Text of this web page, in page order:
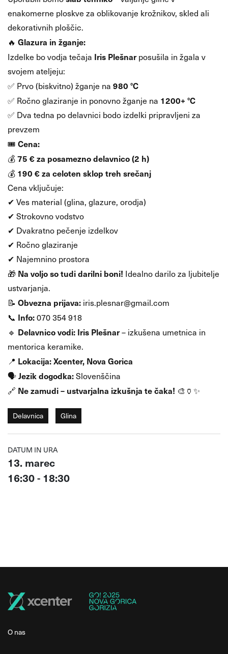
enakomerne ploskve za oblikovanje krožnikov, skled ali
dekorativnih ploščic.
🔥 Glazura in žganje:
Izdelke bo vodja tečaja Iris Plešnarposušila in žgala v
svojem ateljeju:
✅ Prvo (biskvitno) žganje na 980 °C
✅ Ročno glaziranje in ponovno žganje na 1200+ °C
✅ Dva tedna po delavnici bodo izdelki pripravljeni za
prevzem
🎟 Cena:
💰75 € za posamezno delavnico (2 h)
💰 190 € za celoten sklop treh srečanj
Cena vključuje:
✔ Ves material (glina, glazure, orodja)
✔ Strokovno vodstvo
✔ Dvakratno pečenje izdelkov
✔ Ročno glaziranje
✔ Najemnino prostora
🎁 Na voljo so tudi darilni boni! Idealno darilo za ljubitelje
ustvarjanja.
📝 Obvezna prijava: iris.plesnar@gmail.com
📞 Info:070 354 918
🔹 Delavnico vodi: Iris Plešnar– izkušena umetnica in
mentorica keramike.
📍 Lokacija:Xcenter, Nova Gorica
🗣Jezik dogodka:Slovenščina
🔗 Ne zamudi – ustvarjalna izkušnja te čaka! 🎨🏺✨
Delavnica Glina
DATUM IN URA
13. marec
16:30 - 18:30
O nas